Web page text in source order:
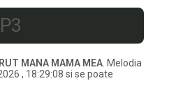
MANA MAMA MEA . Melodia
, 18:29:08 si se poate